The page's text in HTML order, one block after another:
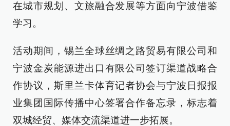
在城市规划、文旅融合发展等方面向宁波借鉴
学习。
活动期间，锡兰全球丝绸之路贸易有限公司和
宁波金炭能源进出口有限公司签订渠道战略合
作协议，斯里兰卡体育记者协会与宁波日报报
业集团国际传播中心签署合作备忘录，标志着
双城经贸、媒体交流渠道进一步拓展。